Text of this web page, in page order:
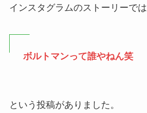
インスタグラムのストーリーでは
ボルトマンって誰やねん笑
という投稿がありました。